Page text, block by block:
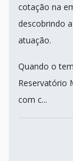
cotação na
descobrindo
atuação.
Quando o
Reservatório
com c...